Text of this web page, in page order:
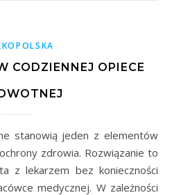
CODZIENNEJ OPIECE
zdrowia. Rozwiązanie to
z lekarzem bez konieczności
medycznej. W zależności